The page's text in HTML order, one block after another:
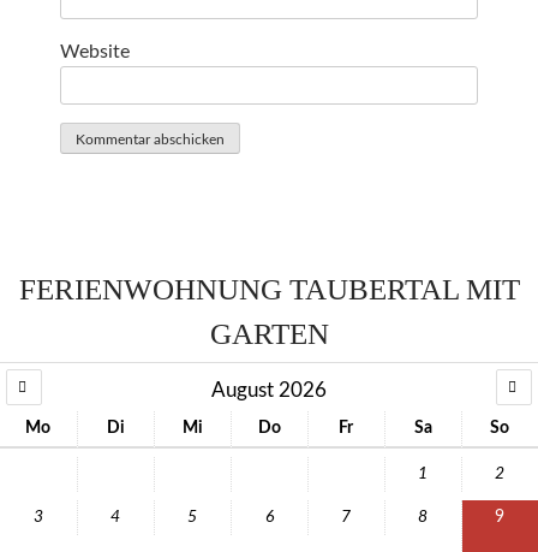
Website
FERIENWOHNUNG TAUBERTAL MIT
GARTEN
August 2026
Mo Di Mi Do Fr Sa So
1 2
3 4 5 6 7 8 9